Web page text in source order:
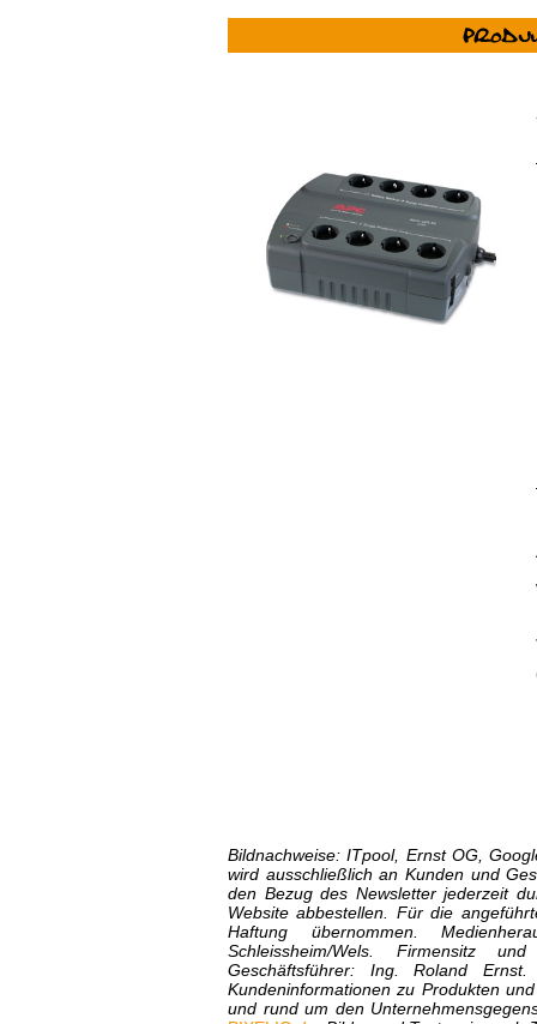
Bildnachweise: ITpool, Ernst OG,
wird ausschließlich an Kunden und
den Bezug des Newsletter jederzeit
Website abbestellen. Für die
Haftung übernommen.
Schleissheim/Wels. Firmensitz
Geschäftsführer: Ing. Roland
Kundeninformationen zu Produkten
und rund um den